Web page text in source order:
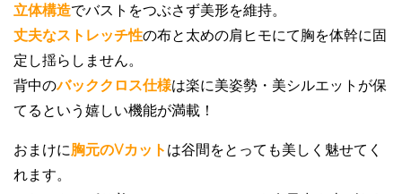
立体構造でバストをつぶさず美形を維持。
丈夫なストレッチ性の布と太めの肩ヒモにて胸を体幹に固
定し揺らしません。
背中のバッククロス仕様は楽に美姿勢・美シルエットが保
てるという嬉しい機能が満載！
おまけに胸元のVカット は谷間をとっても美しく魅せてく
れます。